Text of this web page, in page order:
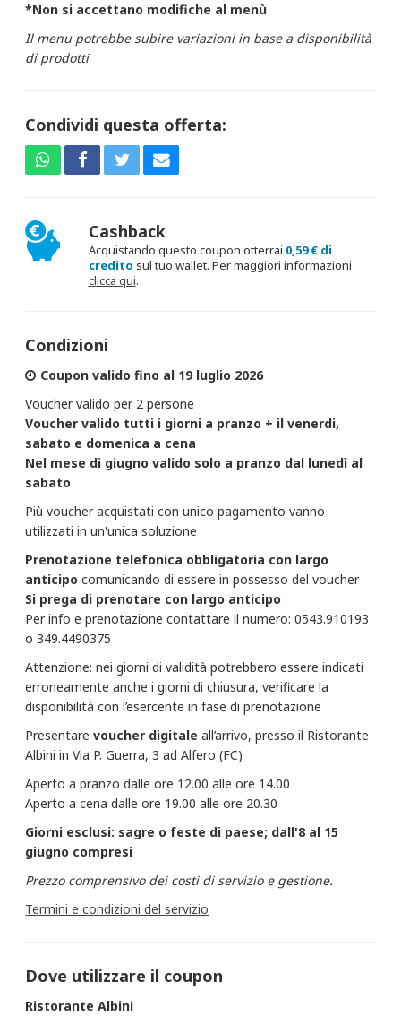
*Non si accettano modifiche al menù
Il menu potrebbe subire variazioni in base a disponibilità
di prodotti
Condividi questa offerta:
Cashback
Acquistando questo coupon otterrai 0,59 € di
credito sul tuo wallet. Per maggiori informazioni
clicca qui.
Condizioni
Coupon valido fino al 19 luglio 2026
Voucher valido per 2 persone
Voucher valido tutti i giorni a pranzo + il venerdi,
sabato e domenica a cena
Nel mese di giugno valido solo a pranzo dal lunedì al
sabato
Più voucher acquistati con unico pagamento vanno
utilizzati in un'unica soluzione
Prenotazione telefonica obbligatoria con largo
anticipocomunicando di essere in possesso del voucher
Si prega di prenotare con largo anticipo
Per info e prenotazione contattare il numero: 0543.910193
o 349.4490375
Attenzione: nei giorni di validità potrebbero essere indicati
erroneamente anche i giorni di chiusura, verificare la
disponibilità con l’esercente in fase di prenotazione
Presentarevoucher digitale all’arrivo, presso il Ristorante
Albini in Via P. Guerra, 3 ad Alfero (FC)
Aperto a pranzo dalle ore 12.00 alle ore 14.00
Aperto a cena dalle ore 19.00 alle ore 20.30
Giorni esclusi: sagre o feste di paese; dall'8 al 15
giugno compresi
Prezzo comprensivo dei costi di servizio e gestione.
Termini e condizioni del servizio
Dove utilizzare il coupon
Ristorante Albini